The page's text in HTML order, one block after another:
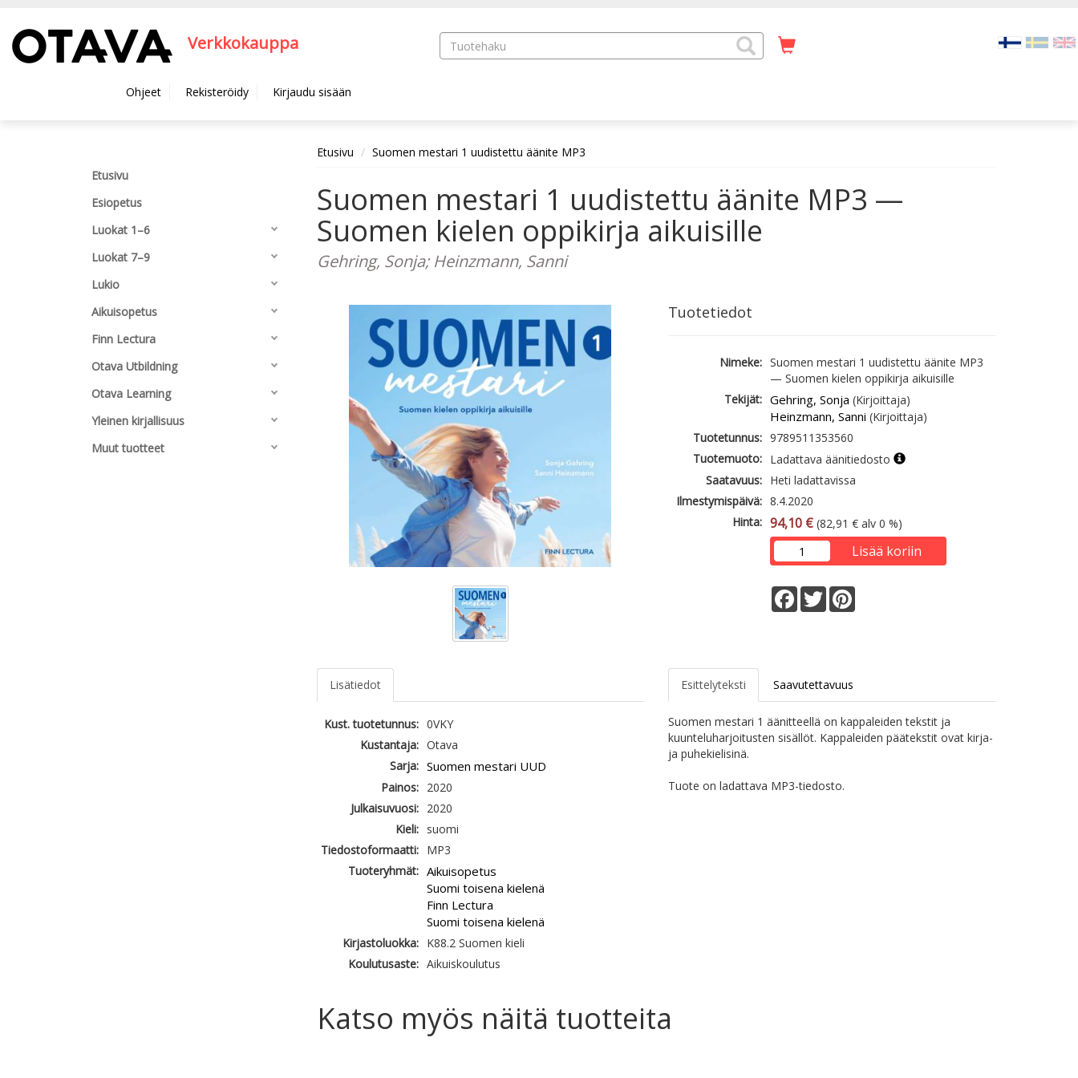
Verkkokauppa
Ohjeet Rekisteröidy Kirjaudu sisään
Etusivu
Esiopetus
Luokat 1–6
Luokat 7–9
Lukio
Aikuisopetus
Finn Lectura
Otava Utbildning
Otava Learning
Yleinen kirjallisuus
Muut tuotteet
Etusivu Suomen mestari 1 uudistettu äänite MP3
Suomen mestari 1 uudistettu äänite MP3 —
Suomen kielen oppikirja aikuisille
Gehring, Sonja; Heinzmann, Sanni
Tuotetiedot
Nimeke: Suomen mestari 1 uudistettu äänite MP3
— Suomen kielen oppikirja aikuisille
Tekijät: Gehring, Sonja (Kirjoittaja)
Heinzmann, Sanni (Kirjoittaja)
Tuotetunnus: 9789511353560
Tuotemuoto: Ladattava äänitiedosto
Saatavuus: Heti ladattavissa
Ilmestymispäivä: 8.4.2020
Hinta: 94,10 € (82,91 € alv 0 %)
Lisää koriin
Facebook
Twitter
Lisätiedot
Kust. tuotetunnus: 0VKY
Kustantaja: Otava
Sarja: Suomen mestari UUD
Painos:
2020
Julkaisuvuosi:
2020
Kieli:
suomi
Tiedostoformaatti:
MP3
Tuoteryhmät: Aikuisopetus
Suomi toisena kielenä
Finn Lectura
Suomi toisena kielenä
Kirjastoluokka:
K88.2 Suomen kieli
Koulutusaste: Aikuiskoulutus
Esittelyteksti Saavutettavuus
Suomen mestari 1 äänitteellä on kappaleiden tekstit ja
kuunteluharjoitusten sisällöt. Kappaleiden päätekstit ovat kirja-
ja puhekielisinä.
Tuote on ladattava MP3-tiedosto.
Katso myös näitä tuotteita